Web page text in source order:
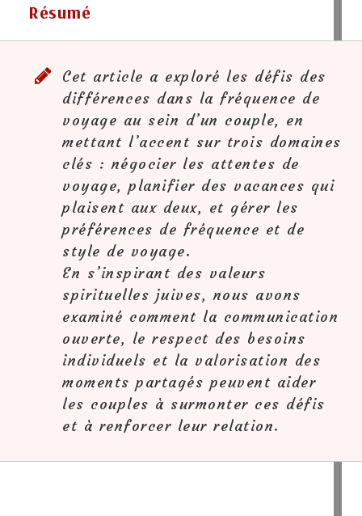
Résumé
Cet article a exploré les défis des
différences dans la fréquence de
voyage au sein d’un couple, en
mettant l’accent sur trois domaines
clés : négocier les attentes de
voyage, planifier des vacances qui
plaisent aux deux, et gérer les
préférences de fréquence et de
style de voyage.
En s’inspirant des valeurs
spirituelles juives, nous avons
examiné comment la communication
ouverte, le respect des besoins
individuels et la valorisation des
moments partagés peuvent aider
les couples à surmonter ces défis
et à renforcer leur relation.